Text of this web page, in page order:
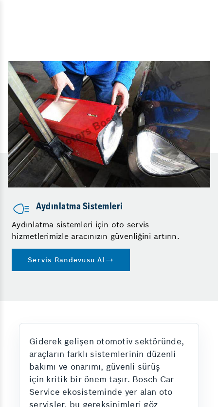
Aydınlatma Sistemleri
Aydınlatma sistemleri için oto servis
hizmetlerimizle aracınızın güvenliğini artırın.
Servis Randevusu Al
Giderek gelişen otomotiv sektöründe,
araçların farklı sistemlerinin düzenli
bakımı ve onarımı, güvenli sürüş
için kritik bir önem taşır. Bosch Car
Service ekosisteminde yer alan oto
servisler, bu gereksinimleri göz